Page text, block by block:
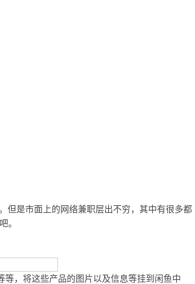
但是市面上的网络兼职层出不穷，其中有很多都
。
，将这些产品的图片以及信息等挂到闲鱼中